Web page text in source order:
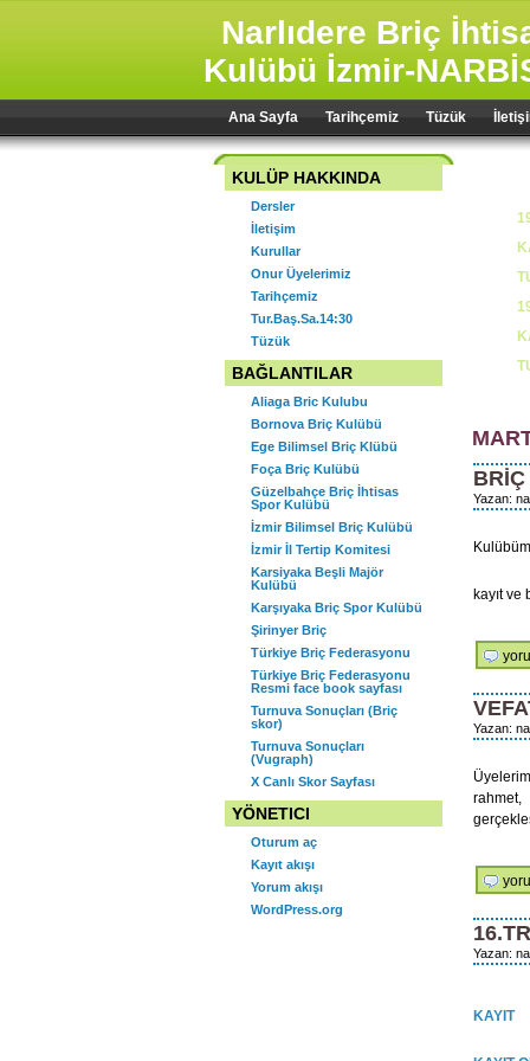
Narlıdere Briç
Kulübü İzmir-
Ana Sayfa Tarihçemiz Tüzük
Yazan:
kayıt
için
Yazan:
Yazan:
KAYIT
KULÜP HAKKINDA
Dersler
İletişim
Kurullar
Onur Üyelerimiz
Tarihçemiz
Tur.Baş.Sa.14:30
Tüzük
BAĞLANTILAR
Aliaga Bric Kulubu
Bornova Briç Kulübü
Ege Bilimsel Briç Klübü
Foça Briç Kulübü
Güzelbahçe Briç İhtisas
Spor Kulübü
İzmir Bilimsel Briç Kulübü
İzmir İl Tertip Komitesi
Karsiyaka Beşli Majör
Kulübü
Karşıyaka Briç Spor Kulübü
Şirinyer Briç
Türkiye Briç Federasyonu
Türkiye Briç Federasyonu
Resmi face book sayfası
Turnuva Sonuçları (Briç
skor)
Turnuva Sonuçları
(Vugraph)
X Canlı Skor Sayfası
YÖNETICI
Oturum aç
Kayıt akışı
Yorum akışı
WordPress.org